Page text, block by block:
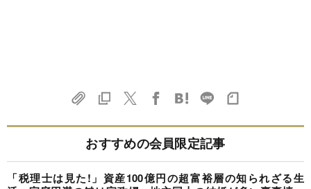
おすすめの会員限定記事
「税理士は見た!」資産100億円の超富裕層の知られざる生